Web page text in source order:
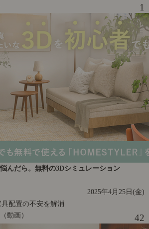
1
んだら。無料の3Dシミュレーション
2025年4月25日(金)
配置の不安を解消
動画）
42